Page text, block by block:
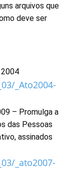
arquivos que
deve ser
_Ato2004-
– Promulga a
das Pessoas
assinados
_ato2007-